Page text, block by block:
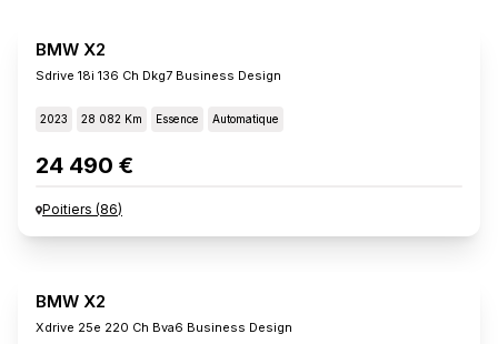
BMW X2
Sdrive 18i 136 Ch Dkg7 Business Design
2023 28 082 Km Essence Automatique
24 490 €
Poitiers (86)
BMW X2
Xdrive 25e 220 Ch Bva6 Business Design